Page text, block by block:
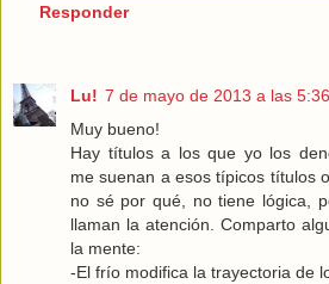
Responder
Lu! 7 de mayo de 2013 a las 5:36
Muy bueno!
Hay títulos a los que yo los
me suenan a esos típicos títulos
no sé por qué, no tiene lógica,
llaman la atención. Comparto
la mente:
-El frío modifica la trayectoria de